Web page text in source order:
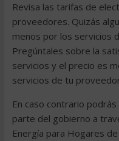
Revisa las tarifas de
proveedores. Quizás
menos por los servicios
Pregúntales sobre la
servicios y el precio es
servicios de tu
En caso contrario
parte del gobierno a
Energía para Hogares